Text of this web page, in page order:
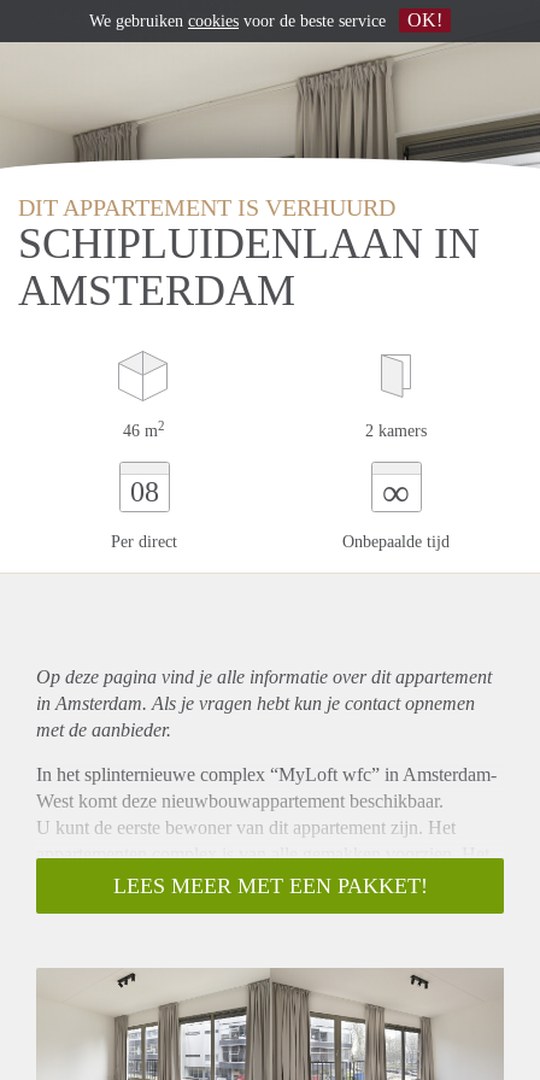
DIT APPARTEMENT IS VERHUURD
SCHIPLUIDENLAAN IN
AMSTERDAM
46 m2 2 kamers
08
Per direct
∞
Onbepaalde tijd
Op deze pagina vind je alle informatie over ditappartement
in Amsterdam. Als je vragen hebt kun je contact opnemen
met de aanbieder.
In het splinternieuwe complex “MyLoft wfc” in Amsterdam-
West komt deze nieuwbouwappartement beschikbaar.
U kunt de eerste bewoner van dit appartement zijn. Het
appartementen complex is van alle gemakken voorzien. Het
appartement wordt kant en klaar opgeleverd met een
hoogwaardige vloer, wand afwerking, keuken met
m² en tevens heeft u uw eigen parkeerplaats en is er een
gemeenschappelijke tuin aanwezig.
Huur: 1500, – excl. Nutsvoorzieningen.
Voorkeur voor huurcontract van minimaal 2 jaar.
LEES MEER MET EEN PAKKET!
We gebruiken cookies voor de beste service OK!